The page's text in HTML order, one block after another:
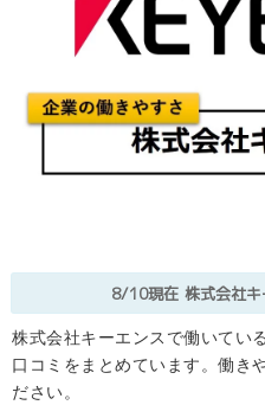
8/10現在 株式会社
株式会社キーエンスで働いてい
口コミをまとめています。働き
ださい。